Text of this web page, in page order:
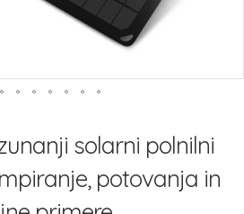
solarni polnilni
potovanja in